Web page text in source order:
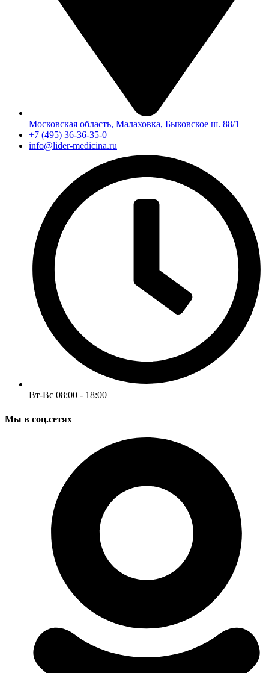
Московская область, Малаховка, Быковское ш. 88/1
+7 (495) 36-36-35-0
info@lider-medicina.ru
Вт-Вс 08:00 - 18:00
Мы в соц.сетях